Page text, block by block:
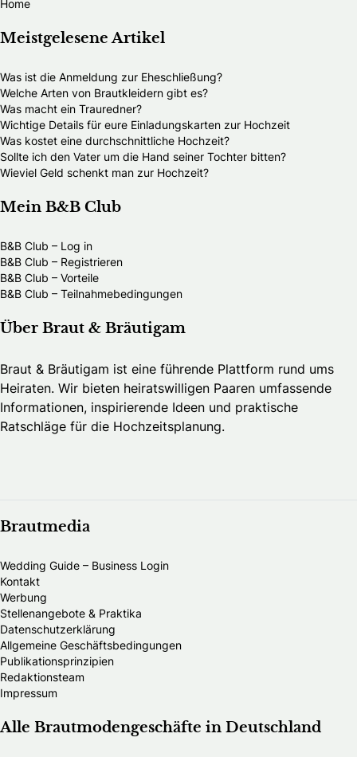
Home
Meistgelesene Artikel
Was ist die Anmeldung zur Eheschließung?
Welche Arten von Brautkleidern gibt es?
Was macht ein Trauredner?
Wichtige Details für eure Einladungskarten zur Hochzeit
Was kostet eine durchschnittliche Hochzeit?
Sollte ich den Vater um die Hand seiner Tochter bitten?
Wieviel Geld schenkt man zur Hochzeit?
Mein B&B Club
B&B Club – Log in
B&B Club – Registrieren
B&B Club – Vorteile
B&B Club – Teilnahmebedingungen
Über Braut & Bräutigam
Braut & Bräutigam ist eine führende Plattform rund ums
Heiraten. Wir bieten heiratswilligen Paaren umfassende
Informationen, inspirierende Ideen und praktische
Ratschläge für die Hochzeitsplanung.
Brautmedia
Wedding Guide – Business Login
Kontakt
Werbung
Stellenangebote & Praktika
Datenschutzerklärung
Allgemeine Geschäftsbedingungen
Publikationsprinzipien
Redaktionsteam
Impressum
Alle Brautmodengeschäfte in Deutschland